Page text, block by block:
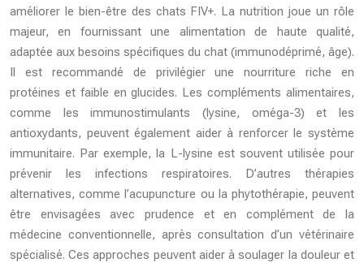
améliorer le bien-être des chats FIV+. La nutrition joue un rôle
majeur, en fournissant une alimentation de haute qualité,
adaptée aux besoins spécifiques du chat (immunodéprimé, âge).
Il est recommandé de privilégier une nourriture riche en
protéines et faible en glucides. Les compléments alimentaires,
comme les immunostimulants (lysine, oméga-3) et les
antioxydants, peuvent également aider à renforcer le système
immunitaire. Par exemple, la L-lysine est souvent utilisée pour
prévenir les infections respiratoires. D’autres thérapies
alternatives, comme l’acupuncture ou la phytothérapie, peuvent
être envisagées avec prudence et en complément de la
médecine conventionnelle, après consultation d’un vétérinaire
spécialisé. Ces approches peuvent aider à soulager la douleur et